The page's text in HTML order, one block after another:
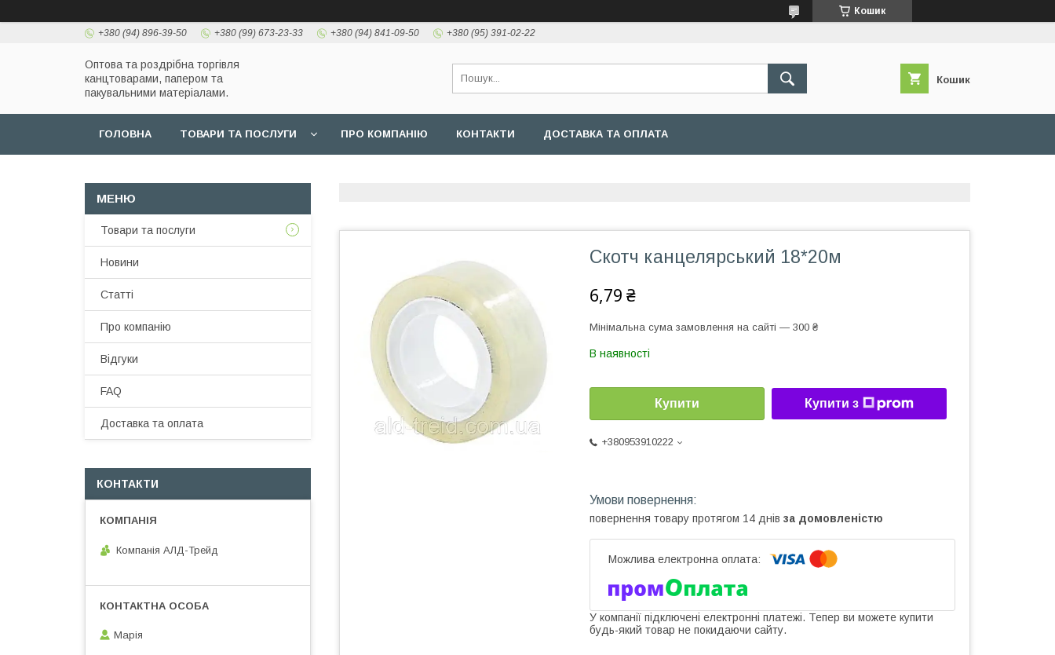
Кошик
+380 (94) 896-39-50 +380 (99) 673-23-33 +380 (94) 841-09-50 +380 (95) 391-02-22
Оптова та роздрібна торгівля
канцтоварами, папером та
пакувальними матеріалами.
Кошик
ГОЛОВНА ТОВАРИ ТА ПОСЛУГИ ПРО КОМПАНІЮ КОНТАКТИ ДОСТАВКА ТА ОПЛАТА
Скотч канцелярський 18*20м
6,79 ₴
Мінімальна сума замовлення на сайті — 300 ₴
В наявності
Купити Купити з
+380953910222
повернення товару протягом 14 днів за домовленістю
У компанії підключені електронні платежі. Тепер ви можете купити
будь-який товар не покидаючи сайту.
Товари та послуги
Новини
Статті
Про компанію
Відгуки
FAQ
Доставка та оплата
КОНТАКТИ
Компанія АЛД-Трейд
Марія